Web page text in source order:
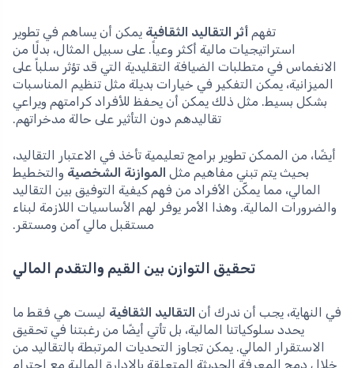
تفهم أثر التقاليد الثقافية يمكن أن يساهم في تطوير
استراتيجيات مالية أكثر وعياً. على سبيل المثال، بدلًا من
الانغماس في متطلبات الضيافة التقليدية التي قد تؤثر سلباً على
الميزانية، يمكن التفكير في خيارات بديلة مثل تنظيم المناسبات
بشكل بسيط. مثل ذلك يمكن أن يحفظ للأفراد كرامتهم ويراعي
تقاليدهم دون التأثير على حالة مدخراتهم.
أيضًا، من الممكن تطوير برامج تعليمية تأخذ في الاعتبار التقاليد،
بحيث يتم تبني مفاهيم مثل الموازنة الشخصية والتخطيط
المالي، مما يمكّن الأفراد من فهم كيفية التوفيق بين التقاليد
والضرورات المالية. وهذا الأمر يوفر لهم الأساسيات اللازمة لبناء
مستقبل مالي آمن ومستقر.
تحقيق التوازن بين القيم والتقدم المالي
في النهاية، يجب أن ندرك أن التقاليد الثقافية ليست هي فقط ما
يحدد سلوكياتنا المالية، بل تأتي أيضًا من رغبتنا في تحقيق
الاستقرار المالي. يمكن تجاوز التحديات المرتبطة بالتقاليد من
خلال دمج المعرفة الحديثة المتعلقة بالإدارة المالية مع احترام